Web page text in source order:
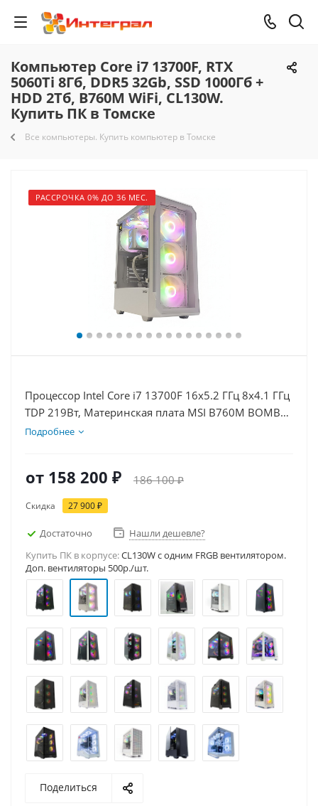
Компьютер Core i7 13700F, RTX
5060Ti 8Гб, DDR5 32Gb, SSD 1000Гб +
HDD 2Тб, B760M WiFi, CL130W.
Купить ПК в Томске
Все компьютеры. Купить компьютер в Томске
РАССРОЧКА 0% ДО 36 МЕС.
Процессор Intel Core i7 13700F 16x5.2 ГГц 8x4.1 ГГц
TDP 219Вт, Материнская плата MSI B760M BOMBER
WIFI D5, Видеокарта RTX 5060Ti 8Гб, Память
Подробнее
от 158 200 ₽ 186 100 ₽
Скидка 27 900 ₽
Достаточно
Нашли дешевле?
Купить ПК в корпусе:CL130W c одним FRGB вентилятором.
Доп. вентиляторы 500р./шт.
Поделиться